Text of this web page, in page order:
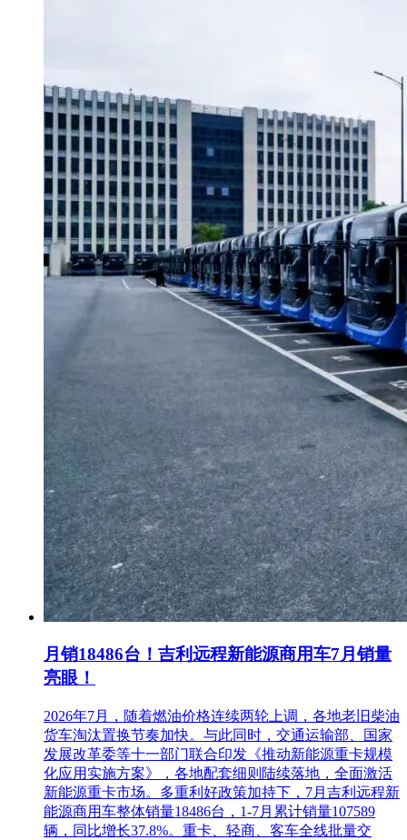
月销18486台！吉利远程新能源商用车7月销量
亮眼！
2026年7月，随着燃油价格连续两轮上调，各地老旧柴油
货车淘汰置换节奏加快。与此同时，交通运输部、国家
发展改革委等十一部门联合印发《推动新能源重卡规模
化应用实施方案》，各地配套细则陆续落地，全面激活
新能源重卡市场。多重利好政策加持下，7月吉利远程新
能源商用车整体销量18486台，1-7月累计销量107589
辆，同比增长37.8%。重卡、轻商、客车全线批量交